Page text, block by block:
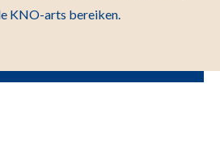
KNO-arts bereiken.